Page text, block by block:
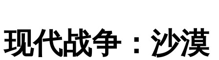
现代战争：沙漠